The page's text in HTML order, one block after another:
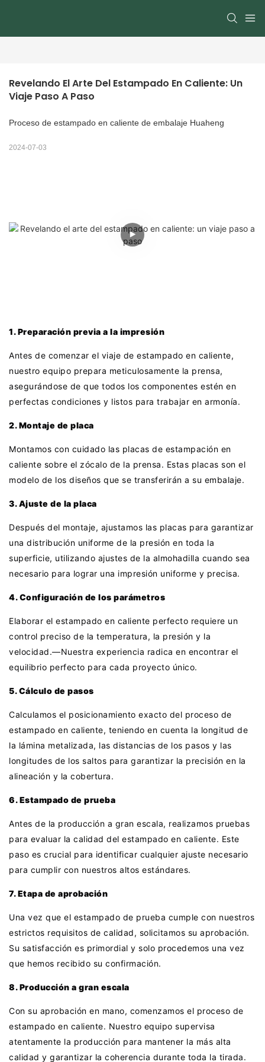
Revelando El Arte Del Estampado En Caliente: Un
Viaje Paso A Paso
Proceso de estampado en caliente de embalaje Huaheng
2024-07-03
1. Preparación previa a la impresión
Antes de comenzar el viaje de estampado en caliente,
nuestro equipo prepara meticulosamente la prensa,
asegurándose de que todos los componentes estén en
perfectas condiciones y listos para trabajar en armonía.
2. Montaje de placa
Montamos con cuidado las placas de estampación en
caliente sobre el zócalo de la prensa. Estas placas son el
modelo de los diseños que se transferirán a su embalaje.
3. Ajuste de la placa
Después del montaje, ajustamos las placas para garantizar
una distribución uniforme de la presión en toda la
superficie, utilizando ajustes de la almohadilla cuando sea
necesario para lograr una impresión uniforme y precisa.
4. Configuración de los parámetros
Elaborar el estampado en caliente perfecto requiere un
control preciso de la temperatura, la presión y la
velocidad.—Nuestra experiencia radica en encontrar el
equilibrio perfecto para cada proyecto único.
5. Cálculo de pasos
Calculamos el posicionamiento exacto del proceso de
estampado en caliente, teniendo en cuenta la longitud de
la lámina metalizada, las distancias de los pasos y las
longitudes de los saltos para garantizar la precisión en la
alineación y la cobertura.
6. Estampado de prueba
Antes de la producción a gran escala, realizamos pruebas
para evaluar la calidad del estampado en caliente. Este
paso es crucial para identificar cualquier ajuste necesario
para cumplir con nuestros altos estándares.
7. Etapa de aprobación
Una vez que el estampado de prueba cumple con nuestros
estrictos requisitos de calidad, solicitamos su aprobación.
Su satisfacción es primordial y solo procedemos una vez
que hemos recibido su confirmación.
8. Producción a gran escala
Con su aprobación en mano, comenzamos el proceso de
estampado en caliente. Nuestro equipo supervisa
atentamente la producción para mantener la más alta
calidad y garantizar la coherencia durante toda la tirada.